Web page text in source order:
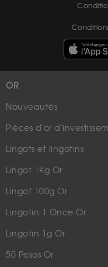
OR
Nouveautés
Pièces d'or
Lingots et lingotins
Lingot 1Kg Or
Lingot 100g Or
Lingotin 1 Once Or
Lingotin 1g Or
50 Pesos Or